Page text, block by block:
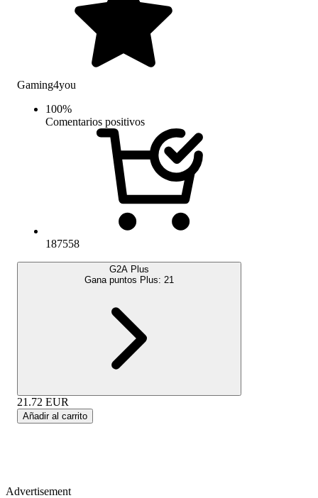
Gaming4you
100%
Comentarios positivos
187558
G2A Plus
Gana puntos Plus: 21
21.72 EUR
Añadir al carrito
Advertisement